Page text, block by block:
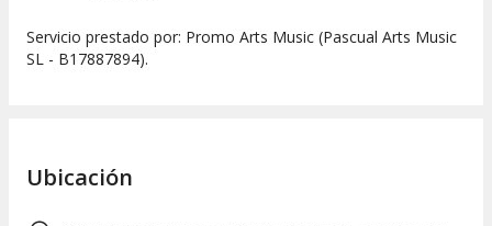
Servicio prestado por: Promo Arts Music (Pascual Arts Music
SL - B17887894).
Ubicación